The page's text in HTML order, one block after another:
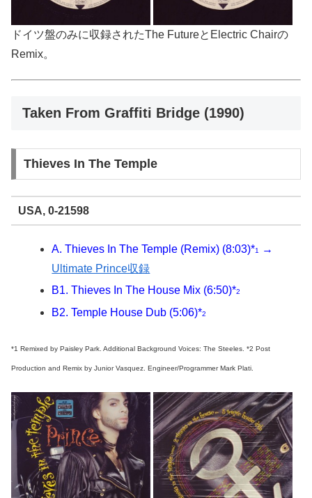
ドイツ盤のみに収録されたThe FutureとElectric Chairの
Remix。
Taken From Graffiti Bridge (1990)
Thieves In The Temple
USA, 0-21598
A. Thieves In The Temple (Remix) (8:03)*1
→
Ultimate Prince収録
B1. Thieves In The House Mix (6:50)*2
B2. Temple House Dub (5:06)*2
*1 Remixed by Paisley Park. Additional Background Voices: The Steeles. *2 Post
Production and Remix by Junior Vasquez. Engineer/Programmer Mark Plati.